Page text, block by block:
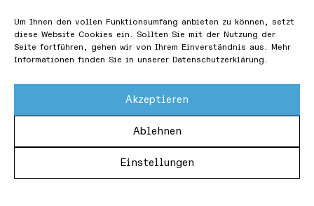
Um Ihnen den vollen Funktionsumfang anbieten zu können, setzt
diese Website Cookies ein. Sollten Sie mit der Nutzung der
Seite fortführen, gehen wir von Ihrem Einverständnis aus. Mehr
Informationen finden Sie in unserer Datenschutzerklärung.
Akzeptieren
Ablehnen
Einstellungen